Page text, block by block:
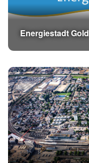
Energiestadt Gold